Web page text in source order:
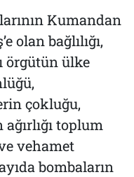
Kumandan
olan bağlılığı,
örgütün ülke
çokluğu,
toplum
vehamet
bombaların